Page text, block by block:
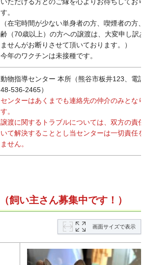
いただける方とのご縁を心よりお待ちしてお
す。
（在宅時間が少ない単身者の方、喫煙者の方
齢（70歳以上）の方への譲渡は、大変申し訳
ませんがお断りさせて頂いております。）
今年のワクチンは未接種です。
動物指導センター 本所（熊谷市板井123、電
48-536-2465）
センターはあくまでも連絡先の仲介のみとな
す。
譲渡に関するトラブルについては、双方の責
いて解決することとし当センターは一切責任
ません。
（飼い主さん募集中です！）
画面サイズで表示